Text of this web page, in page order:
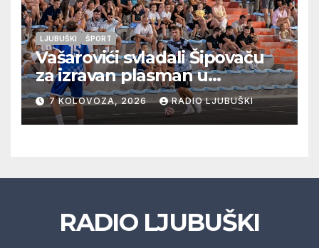
LJUBUŠKI ŠPORT
Vašarovići svladali Šipovaču
za izravan plasman u
četvrtfinale, Grab izborio
prolazak dalje, Klobuk ispao,
večeras počinje četvrtfinale
7 KOLOVOZA, 2026 RADIO LJUBUŠKI
RADIO LJUBUŠKI